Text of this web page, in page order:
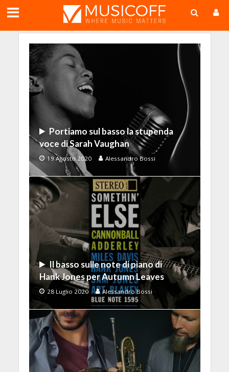
Portiamo sul basso la stupenda
voce di Sarah Vaughan
19 Agosto 2020 Alessandro Bossi
Il basso sulle note di piano di
Hank Jones per Autumn Leaves
28 Luglio 2020 Alessandro Bossi